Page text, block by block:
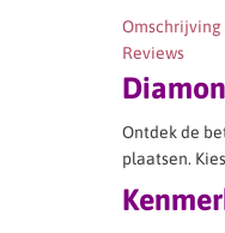
Omschrijving
Reviews
Ontdek de
plaatsen.